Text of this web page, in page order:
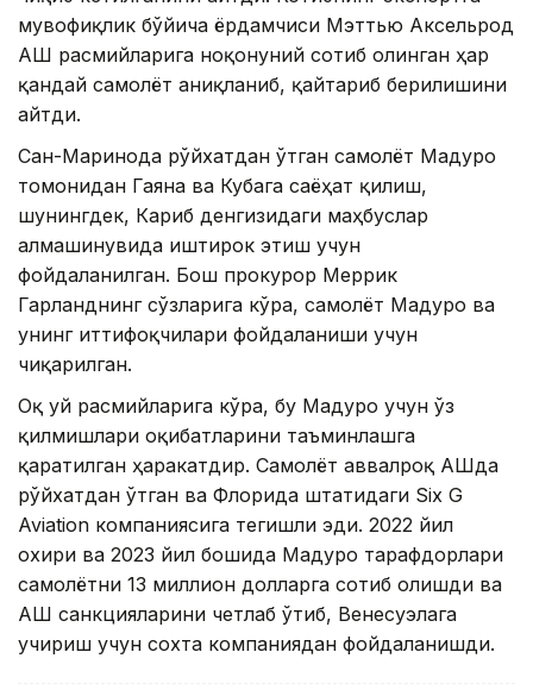
мувофиқлик бўйича ёрдамчиси Мэттью Аксельрод
АҚШ расмийларига ноқонуний сотиб олинган ҳар
қандай самолёт аниқланиб, қайтариб берилишини
айтди.
Сан-Маринода рўйхатдан ўтган самолёт Мадуро
томонидан Гаяна ва Кубага саёҳат қилиш,
шунингдек, Кариб денгизидаги маҳбуслар
алмашинувида иштирок этиш учун
фойдаланилган. Бош прокурор Меррик
Гарланднинг сўзларига кўра, самолёт Мадуро ва
унинг иттифоқчилари фойдаланиши учун
чиқарилган.
Оқ уй расмийларига кўра, бу Мадуро учун ўз
қилмишлари оқибатларини таъминлашга
қаратилган ҳаракатдир. Самолёт аввалроқ АҚШда
рўйхатдан ўтган ва Флорида штатидаги Six G
Aviation компаниясига тегишли эди. 2022 йил
охири ва 2023 йил бошида Мадуро тарафдорлари
самолётни 13 миллион долларга сотиб олишди ва
АҚШ санкцияларини четлаб ўтиб, Венесуэлага
учириш учун сохта компаниядан фойдаланишди.